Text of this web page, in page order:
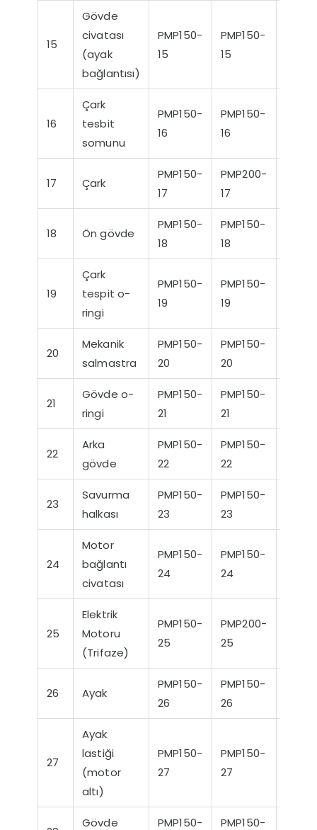
15
Gövde
civatası
(ayak
bağlantısı)
PMP150-
15
PMP150-
15
16
Çark
tesbit
somunu
PMP150-
16
PMP150-
16
17 Çark
PMP150-
17
PMP200-
17
18 Ön gövde
PMP150-
18
PMP150-
18
19
Çark
tespit o-
ringi
PMP150-
19
PMP150-
19
20
Mekanik
salmastra
PMP150-
20
PMP150-
20
21
Gövde o-
ringi
PMP150-
21
PMP150-
21
22
Arka
gövde
PMP150-
22
PMP150-
22
23
Savurma
halkası
PMP150-
23
PMP150-
23
24
Motor
bağlantı
civatası
PMP150-
24
PMP150-
24
25
Elektrik
Motoru
(Trifaze)
PMP150-
25
PMP200-
25
26 Ayak
PMP150-
26
PMP150-
26
27
Ayak
lastiği
(motor
altı)
PMP150-
27
PMP150-
27
Gövde
PMP150-
PMP150-